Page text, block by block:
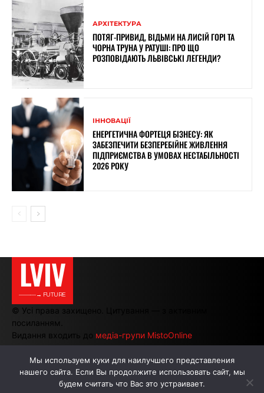
АРХІТЕКТУРА
ПОТЯГ-ПРИВИД, ВІДЬМИ НА ЛИСІЙ ГОРІ ТА
ЧОРНА ТРУНА У РАТУШІ: ПРО ЩО
РОЗПОВІДАЮТЬ ЛЬВІВСЬКІ ЛЕГЕНДИ?
ІННОВАЦІЇ
ЕНЕРГЕТИЧНА ФОРТЕЦЯ БІЗНЕСУ: ЯК
ЗАБЕЗПЕЧИТИ БЕЗПЕРЕБІЙНЕ ЖИВЛЕННЯ
ПІДПРИЄМСТВА В УМОВАХ НЕСТАБІЛЬНОСТІ
2026 РОКУ
LVIV
———→ FUTURE
© Усі права захищено. Цитування — з активним
посиланням.
Видання входить до медіа-групи MistoOnline
АВТОРИ РЕКЛАМА НА САЙТІ
Мы используем куки для наилучшего представления
нашего сайта. Если Вы продолжите использовать сайт, мы
будем считать что Вас это устраивает.